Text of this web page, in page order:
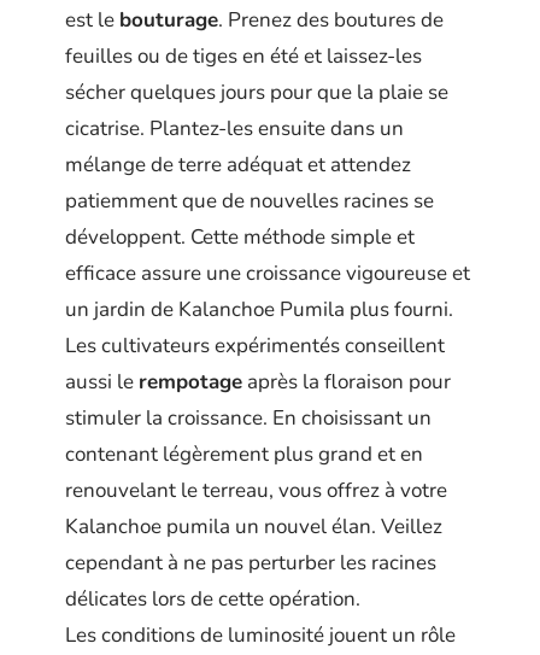
est le bouturage. Prenez des boutures de
feuilles ou de tiges en été et laissez-les
sécher quelques jours pour que la plaie se
cicatrise. Plantez-les ensuite dans un
mélange de terre adéquat et attendez
patiemment que de nouvelles racines se
développent. Cette méthode simple et
efficace assure une croissance vigoureuse et
un jardin de Kalanchoe Pumila plus fourni.
Les cultivateurs expérimentés conseillent
aussi le rempotage après la floraison pour
stimuler la croissance. En choisissant un
contenant légèrement plus grand et en
renouvelant le terreau, vous offrez à votre
Kalanchoe pumila un nouvel élan. Veillez
cependant à ne pas perturber les racines
délicates lors de cette opération.
Les conditions de luminosité jouent un rôle